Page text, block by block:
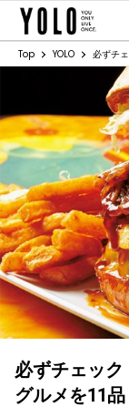
Top YOLO 必ずチ
必ずチェッ
グルメを11品